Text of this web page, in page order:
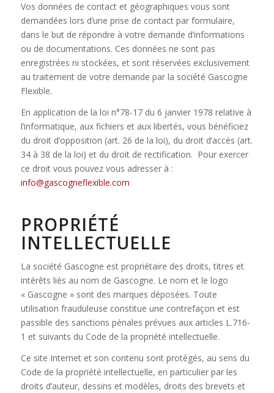
Vos données de contact et géographiques vous sont
demandées lors d’une prise de contact par formulaire,
dans le but de répondre à votre demande d’informations
ou de documentations. Ces données ne sont pas
enregistrées ni stockées, et sont réservées exclusivement
au traitement de votre demande par la société Gascogne
Flexible.
En application de la loi n°78-17 du 6 janvier 1978 relative à
l’informatique, aux fichiers et aux libertés, vous bénéficiez
du droit d’opposition (art. 26 de la loi), du droit d’accès (art.
34 à 38 de la loi) et du droit de rectification. Pour exercer
ce droit vous pouvez vous adresser à :
info@gascogneflexible.com
PROPRIÉTÉ
INTELLECTUELLE
La société Gascogne est propriétaire des droits, titres et
intérêts liés au nom de Gascogne. Le nom et le logo
« Gascogne » sont des marques déposées. Toute
utilisation frauduleuse constitue une contrefaçon et est
passible des sanctions pénales prévues aux articles L.716-
1 et suivants du Code de la propriété intellectuelle.
Ce site Internet et son contenu sont protégés, au sens du
Code de la propriété intellectuelle, en particulier par les
droits d’auteur, dessins et modèles, droits des brevets et